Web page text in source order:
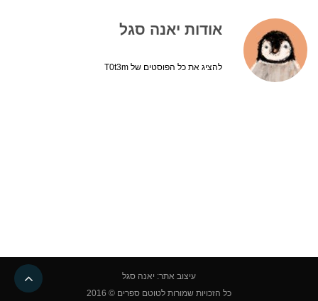
אודות יאנה סגל
להציג את כל הפוסטים של T0t3m
עיצוב אתר: יאנה סגל
כל הזכויות שמורות לטוטם ספרים © 2016